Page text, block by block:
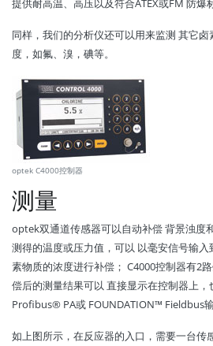
提供耐高温、高压以及符合ATEX或FM 防爆
同样，我们的分析仪还可以用来监测 其它
度，如氟、溴，碘等。
optek C4000控制器
测量
optek双通道传感器可以自动补偿 背景浊度
测得的温度或压力值，可以 以毫安信号输
素物质的浓度进行补偿； C4000控制器有2
偿后的测量结果可以 直接显示在控制器上，
Profibus® PA或 FOUNDATION™ Fieldbus输
如上图所示，在反应器的入口，需要一台传